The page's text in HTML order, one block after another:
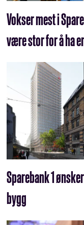
Vokser mest i
være stor for å ha
Sparebank 1
bygg